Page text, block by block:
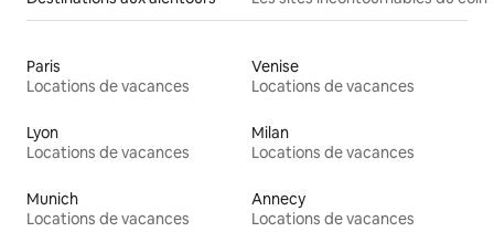
Paris
Locations de vacances
Venise
Locations de vacances
Lyon
Locations de vacances
Milan
Locations de vacances
Munich
Locations de vacances
Annecy
Locations de vacances